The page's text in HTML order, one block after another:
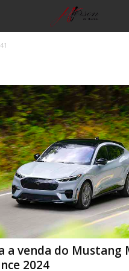
a venda do Mustang
2024